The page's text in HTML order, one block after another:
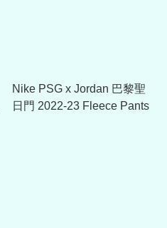
Nike PSG x Jordan 巴黎聖
日門 2022-23 Fleece Pants